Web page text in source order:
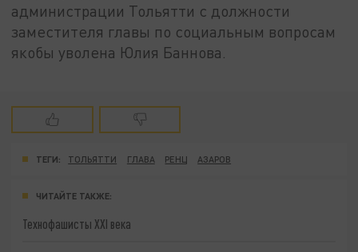
администрации Тольятти с должности
заместителя главы по социальным вопросам
якобы уволена Юлия Баннова.
ТЕГИ: ТОЛЬЯТТИ ГЛАВА РЕНЦ АЗАРОВ
ЧИТАЙТЕ ТАКЖЕ:
Технофашисты XXI века